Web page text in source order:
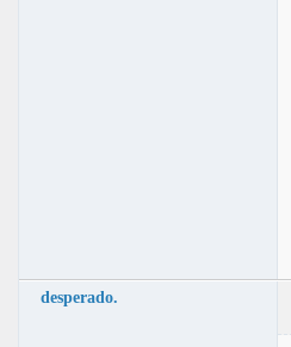
desperado.